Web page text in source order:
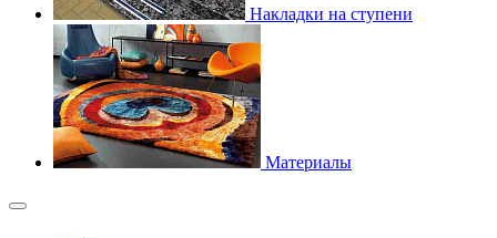
Накладки на ступени
Материалы